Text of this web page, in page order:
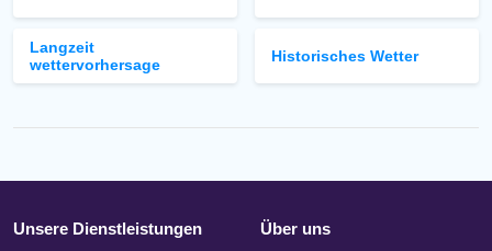
Langzeit
wettervorhersage
Historisches Wetter
Unsere Dienstleistungen
Über uns